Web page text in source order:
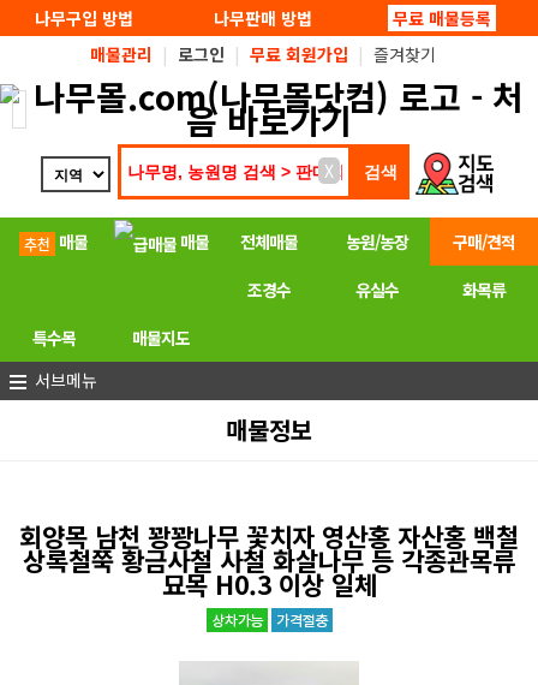
탑메뉴 바로가기
본문 바로가기
나무구입 방법 나무판매 방법
무료 매물등록
매물관리 | 로그인 | 무료 회원가입 | 즐겨찾기
X
매물 매물 전체매물 농원/농장
구매/견적
조경수
유실수
화목류
특수목
매물지도
서브메뉴
매물정보
회양목 남천 꽝꽝나무 꽃치자 영산홍 자산홍 백철
상록철쭉 황금사철 사철 화살나무 등 각종관목류
묘목 H0.3 이상 일체